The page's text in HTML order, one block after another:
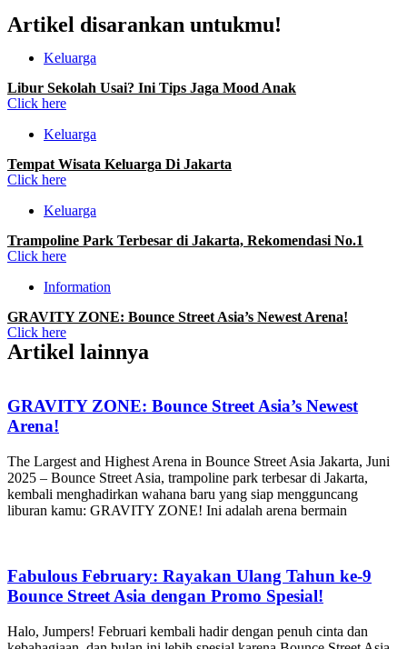
Artikel disarankan untukmu!
Keluarga
Libur Sekolah Usai? Ini Tips Jaga Mood Anak
Click here
Keluarga
Tempat Wisata Keluarga Di Jakarta
Click here
Keluarga
Trampoline Park Terbesar di Jakarta, Rekomendasi No.1
Click here
Information
GRAVITY ZONE: Bounce Street Asia’s Newest Arena!
Click here
Artikel lainnya
GRAVITY ZONE: Bounce Street Asia’s Newest
Arena!
The Largest and Highest Arena in Bounce Street Asia Jakarta, Juni
2025 – Bounce Street Asia, trampoline park terbesar di Jakarta,
kembali menghadirkan wahana baru yang siap mengguncang
liburan kamu: GRAVITY ZONE! Ini adalah arena bermain
Fabulous February: Rayakan Ulang Tahun ke-9
Bounce Street Asia dengan Promo Spesial!
Halo, Jumpers! Februari kembali hadir dengan penuh cinta dan